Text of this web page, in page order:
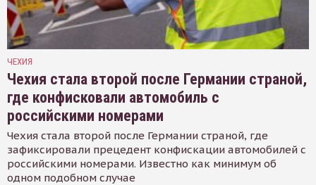
ЧЕХИЯ
Чехия стала второй после Германии страной,
где конфисковали автомобиль с
российскими номерами
Чехия стала второй после Германии страной, где
зафиксировали прецедент конфискации автомобилей с
российскими номерами. Известно как минимум об
одном подобном случае